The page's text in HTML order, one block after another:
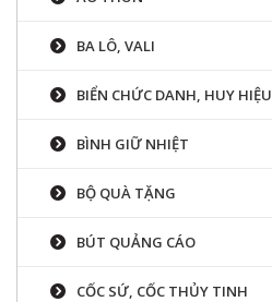
BA LÔ, VALI
BIỂN CHỨC DANH, HUY HIỆU
BÌNH GIỮ NHIỆT
BỘ QUÀ TẶNG
BÚT QUẢNG CÁO
CỐC SỨ, CỐC THỦY TINH